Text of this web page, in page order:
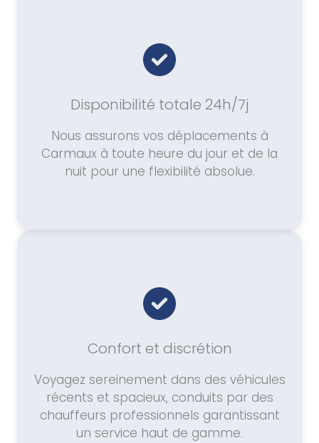
Disponibilité totale 24h/7j
Nous assurons vos déplacements à
Carmaux à toute heure du jour et de la
nuit pour une flexibilité absolue.
Confort et discrétion
Voyagez sereinement dans des véhicules
récents et spacieux, conduits par des
chauffeurs professionnels garantissant
un service haut de gamme.